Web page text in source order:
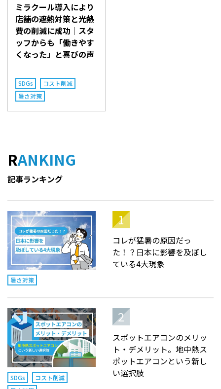
ミラクール導入により
店舗の遮熱対策と光熱
費の削減に成功│スタ
ッフからも「働きやす
くなった」と喜びの声
SDGs
コスト削減
暑さ対策
RANKING
記事ランキング
暑さ対策
コレが猛暑の原因だっ
た！？日本に影響を及ぼし
ている4大現象
SDGs
コスト削減
スポットエアコンのメリッ
ト・デメリット。地中熱ス
ポットエアコンという新し
い選択肢